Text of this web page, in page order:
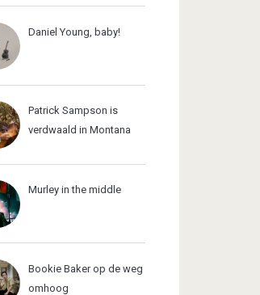
Daniel Young, baby!
Patrick Sampson is
verdwaald in Montana
Murley in the middle
Bookie Baker op de weg
omhoog